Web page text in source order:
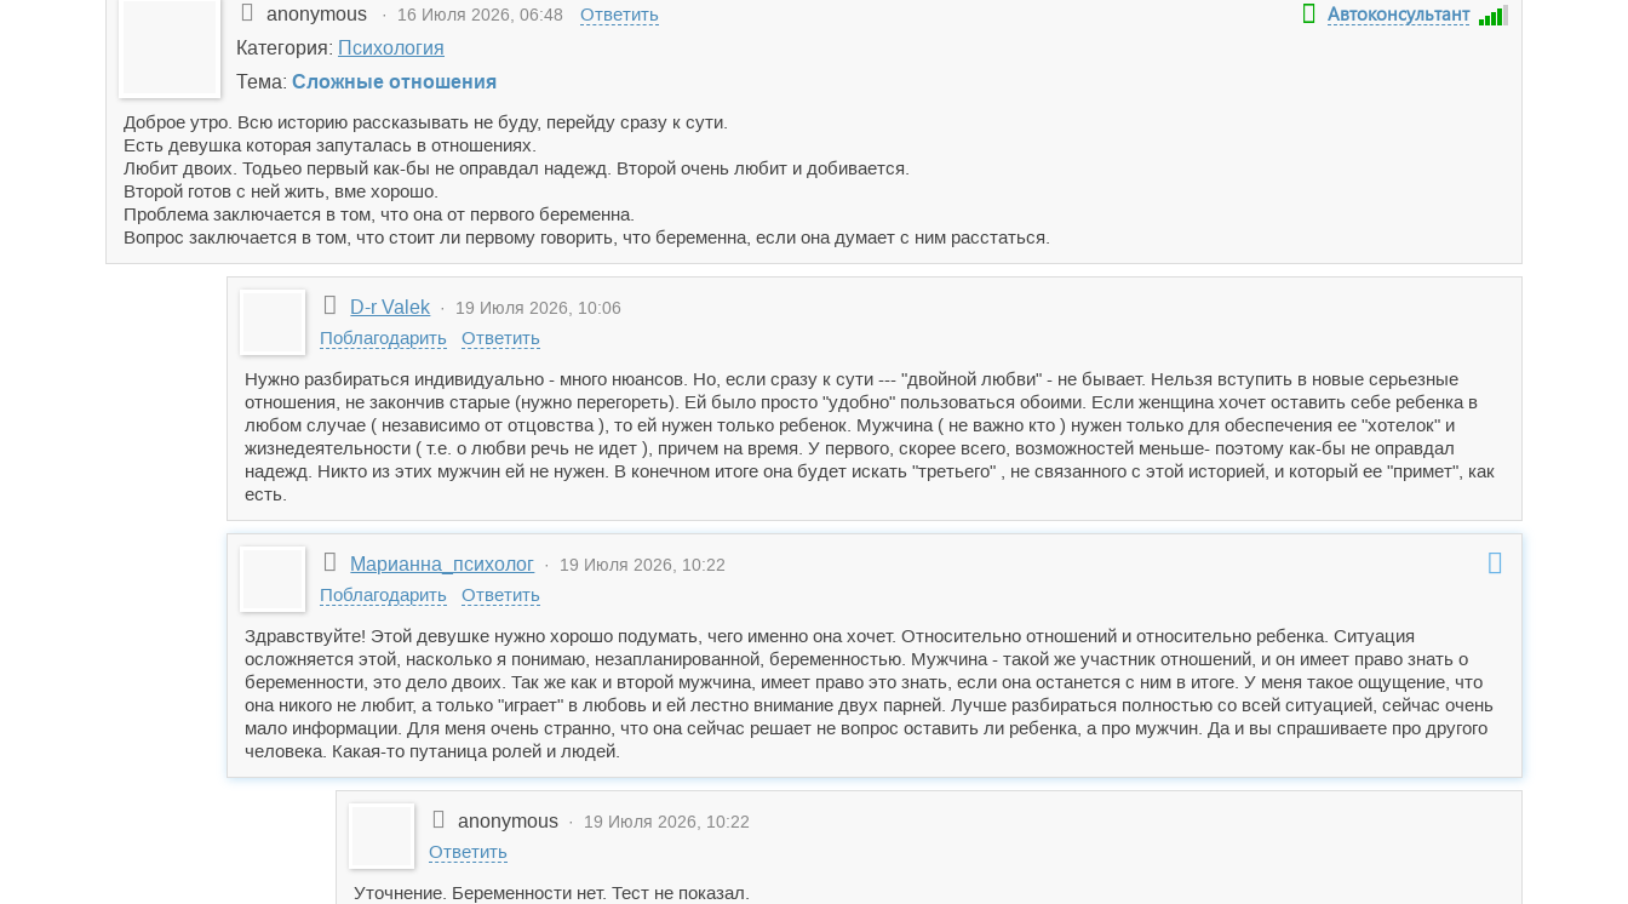
anonymous · 16 Июля 2026, 06:48 Ответить Автоконсультант
Категория: Психология
Тема: Сложные отношения
Доброе утро. Всю историю рассказывать не буду, перейду сразу к сути.
Есть девушка которая запуталась в отношениях.
Любит двоих. Тодьео первый как-бы не оправдал надежд. Второй очень любит и добивается.
Второй готов с ней жить, вме хорошо.
Проблема заключается в том, что она от первого беременна.
Вопрос заключается в том, что стоит ли первому говорить, что беременна, если она думает с ним расстаться.
D-r Valek · 19 Июля 2026, 10:06
Поблагодарить
Ответить
Нужно разбираться индивидуально - много нюансов. Но, если сразу к сути --- "двойной любви" - не бывает. Нельзя вступить в новые серьезные
отношения, не закончив старые (нужно перегореть). Ей было просто "удобно" пользоваться обоими. Если женщина хочет оставить себе ребенка в
любом случае ( независимо от отцовства ), то ей нужен только ребенок. Мужчина ( не важно кто ) нужен только для обеспечения ее "хотелок" и
жизнедеятельности ( т.е. о любви речь не идет ), причем на время. У первого, скорее всего, возможностей меньше- поэтому как-бы не оправдал
надежд. Никто из этих мужчин ей не нужен. В конечном итоге она будет искать "третьего" , не связанного с этой историей, и который ее "примет", как
есть.
Марианна_психолог · 19 Июля 2026, 10:22
Поблагодарить
Ответить
Здравствуйте! Этой девушке нужно хорошо подумать, чего именно она хочет. Относительно отношений и относительно ребенка. Ситуация
осложняется этой, насколько я понимаю, незапланированной, беременностью. Мужчина - такой же участник отношений, и он имеет право знать о
беременности, это дело двоих. Так же как и второй мужчина, имеет право это знать, если она останется с ним в итоге. У меня такое ощущение, что
она никого не любит, а только "играет" в любовь и ей лестно внимание двух парней. Лучше разбираться полностью со всей ситуацией, сейчас очень
мало информации. Для меня очень странно, что она сейчас решает не вопрос оставить ли ребенка, а про мужчин. Да и вы спрашиваете про другого
человека. Какая-то путаница ролей и людей.
anonymous · 19 Июля 2026, 10:22
Ответить
Уточнение. Беременности нет. Тест не показал.